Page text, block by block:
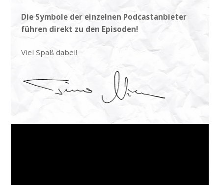
Die Symbole der einzelnen Podcastanbieter
führen direkt zu den Episoden!
Viel Spaß dabei!